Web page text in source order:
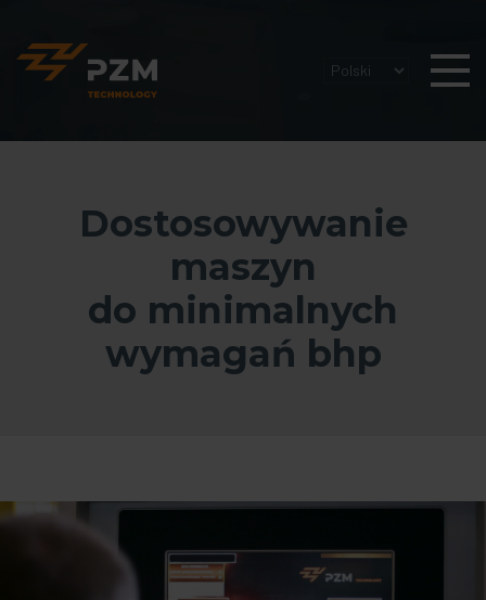
Dostosowywanie
maszyn
do minimalnych
wymagań bhp